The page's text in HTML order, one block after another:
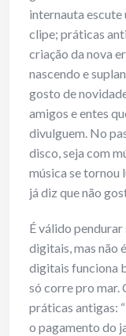
internauta escute
clipe; práticas
criação da nova
nascendo e
gosto de
amigos e entes
divulguem. No
disco, seja com
música se tornou
já diz que não
É válido
digitais, mas não
digitais funciona
só corre pro mar.
práticas antigas:
o pagamento do